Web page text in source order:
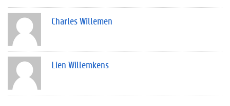
Charles Willemen
Lien Willemkens